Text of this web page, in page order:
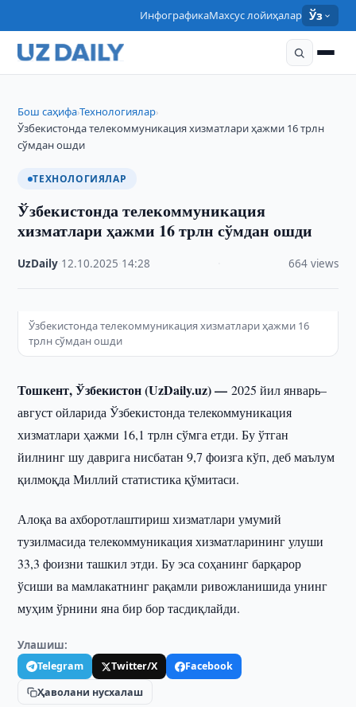
ИнфографикаМахсус лойиҳалар Ўз
Бош саҳифа›Технологиялар›
Ўзбекистонда телекоммуникация хизматлари ҳажми 16 трлн
сўмдан ошди
ТЕХНОЛОГИЯЛАР
Ўзбекистонда телекоммуникация
хизматлари ҳажми 16 трлн сўмдан ошди
UzDaily 12.10.2025 14:28 664 views
Ўзбекистонда телекоммуникация хизматлари ҳажми 16
трлн сўмдан ошди
Тошкент, Ўзбекистон (UzDaily.uz) —2025 йил январь–
август ойларида Ўзбекистонда телекоммуникация
хизматлари ҳажми 16,1 трлн сўмга етди. Бу ўтган
йилнинг шу даврига нисбатан 9,7 фоизга кўп, деб маълум
қилмоқда Миллий статистика қўмитаси.
Алоқа ва ахборотлаштириш хизматлари умумий
тузилмасида телекоммуникация хизматларининг улуши
33,3 фоизни ташкил этди. Бу эса соҳанинг барқарор
ўсиши ва мамлакатнинг рақамли ривожланишида унинг
муҳим ўрнини яна бир бор тасдиқлайди.
Улашиш:
Telegram Twitter/X
Facebook
Ҳаволани нусхалаш